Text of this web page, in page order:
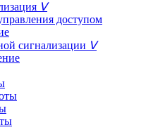
ᐯ
доступом
сигнализации ᐯ